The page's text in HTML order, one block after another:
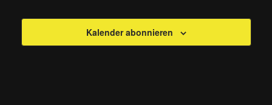
Kalender abonnieren